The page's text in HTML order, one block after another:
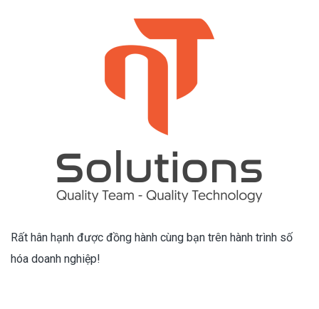
Rất hân hạnh được đồng hành cùng bạn trên hành trình số
hóa doanh nghiệp!